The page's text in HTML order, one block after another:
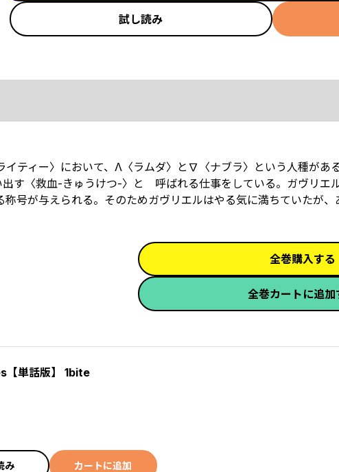
試し読み
イティー〉において、Λ〈ラムダ〉と∇〈ナブラ〉という人種が
す〈救血-きゅうけつ-〉と 呼ばれる仕事をしている。ガヴリエ
称号が与えられる。そのためガヴリエルはやる気に満ちていたが
全巻購入する
全巻カートに追加
単話版】 1bite
み カートに追加